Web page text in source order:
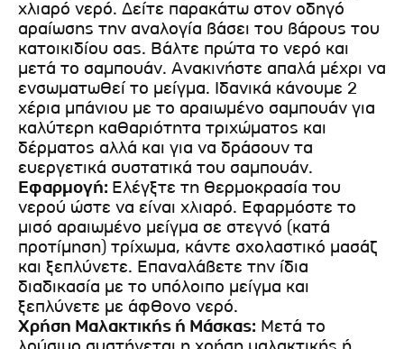
χλιαρό νερό. Δείτε παρακάτω στον οδηγό
αραίωσης την αναλογία βάσει του βάρους του
κατοικιδίου σας. Βάλτε πρώτα το νερό και
μετά το σαμπουάν. Ανακινήστε απαλά μέχρι να
ενσωματωθεί το μείγμα. Ιδανικά κάνουμε 2
χέρια μπάνιου με το αραιωμένο σαμπουάν για
καλύτερη καθαριότητα τριχώματος και
δέρματος αλλά και για να δράσουν τα
ευεργετικά συστατικά του σαμπουάν.
Εφαρμογή: Ελέγξτε τη θερμοκρασία του
νερού ώστε να είναι χλιαρό. Εφαρμόστε το
μισό αραιωμένο μείγμα σε στεγνό (κατά
προτίμηση) τρίχωμα, κάντε σχολαστικό μασάζ
και ξεπλύνετε. Επαναλάβετε την ίδια
διαδικασία με το υπόλοιπο μείγμα και
ξεπλύνετε με άφθονο νερό.
Χρήση Μαλακτικής ή Μάσκας: Μετά το